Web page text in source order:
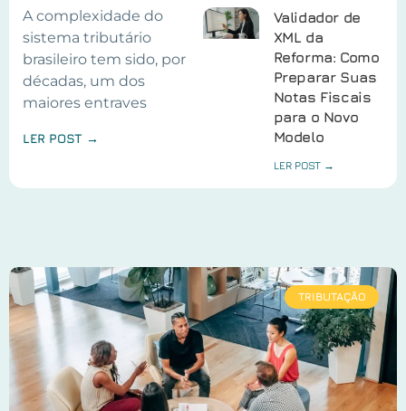
A complexidade do
sistema tributário
brasileiro tem sido, por
décadas, um dos
maiores entraves
LER POST →
Validador de
XML da
Reforma: Como
Preparar Suas
Notas Fiscais
para o Novo
Modelo
LER POST →
TRIBUTAÇÃO